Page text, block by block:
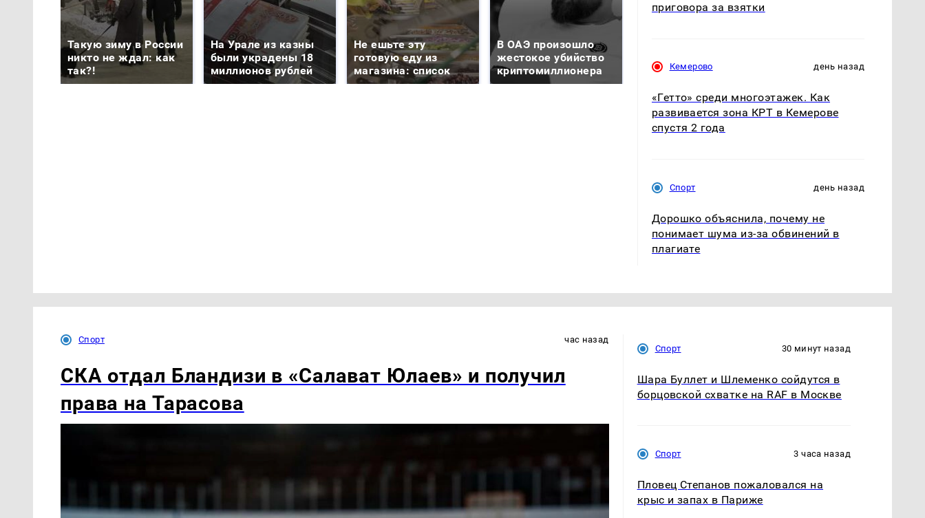
Такую зиму в России
никто не ждал: как
так?!
На Урале из казны
были украдены 18
миллионов рублей
Не ешьте эту
готовую еду из
магазина: список
В ОАЭ произошло
жестокое убийство
криптомиллионера
падению вертолета на
Кавказе: читать здесь
ждать всем нам?
приговора за взятки
Кемерово день назад
«Гетто» среди многоэтажек. Как
развивается зона КРТ в Кемерове
спустя 2 года
Спорт день назад
Дорошко объяснила, почему не
понимает шума из-за обвинений в
плагиате
Спорт час назад
СКА отдал Бландизи в «Салават Юлаев» и получил
права на Тарасова
Спорт 30 минут назад
Шара Буллет и Шлеменко сойдутся в
борцовской схватке на RAF в Москве
Спорт 3 часа назад
Пловец Степанов пожаловался на
крыс и запах в Париже